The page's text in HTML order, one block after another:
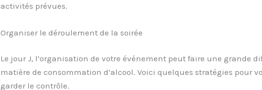
activités prévues.
Organiser le déroulement de la soirée
Le jour J, l’organisation de votre événement peut faire une grande
matière de consommation d’alcool. Voici quelques stratégies pour
garder le contrôle.